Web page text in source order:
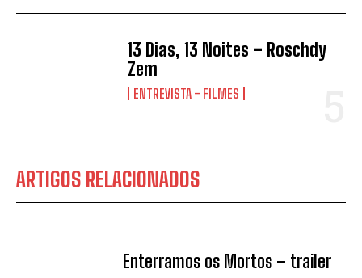
13 Dias, 13 Noites – Roschdy
Zem
ENTREVISTA - FILMES
ARTIGOS RELACIONADOS
Enterramos os Mortos – trailer